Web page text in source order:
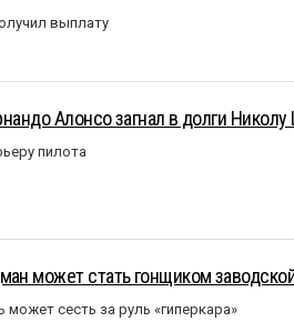
выплату
Алонсо загнал в долги Николу
пилота
может стать гонщиком
может сесть за руль «гиперкара»